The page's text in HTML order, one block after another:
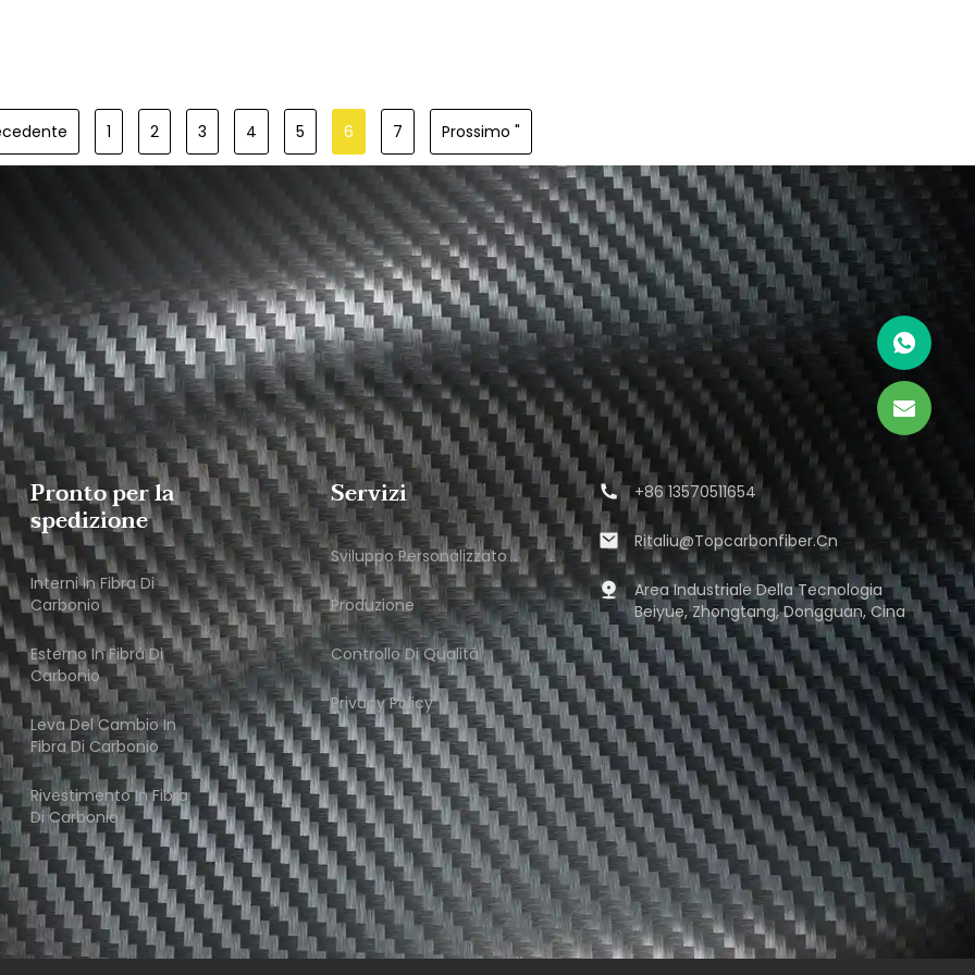
1 2 3 4 5 6 7 Prossimo "
Pronto per la
spedizione
Interni In Fibra Di
Carbonio
Esterno In Fibra Di
Carbonio
Leva Del Cambio In
Fibra Di Carbonio
Rivestimento In Fibra
Di Carbonio
Servizi
Sviluppo Personalizzato
Produzione
Controllo Di Qualità
Privacy Policy
+86 13570511654
Ritaliu@topcarbonfiber.cn
Area Industriale Della Tecnologia
Beiyue, Zhongtang, Dongguan, Cina